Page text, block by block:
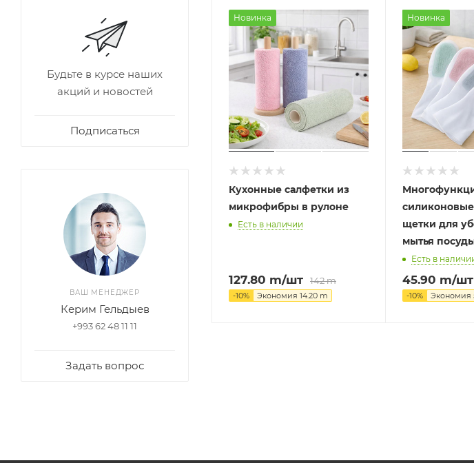
Новинка
Кухонные салфетки из
микрофибры в рулоне
Есть в наличии
127.80 m/шт 142m
-10% Экономия 14.20 m
Новинка
щетки для
мытья
Есть в
45.90 m/шт
-10% Экономия
Будьте в курсе наших
акций и новостей
Подписаться
ВАШ МЕНЕДЖЕР
Керим Гельдыев
+993 62 48 11 11
Задать вопрос